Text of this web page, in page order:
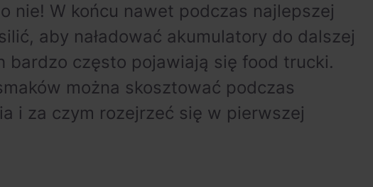
nie! W końcu nawet podczas najlepszej
aby naładować akumulatory do dalszej
bardzo często pojawiają się food trucki.
można skosztować podczas
i za czym rozejrzeć się w pierwszej